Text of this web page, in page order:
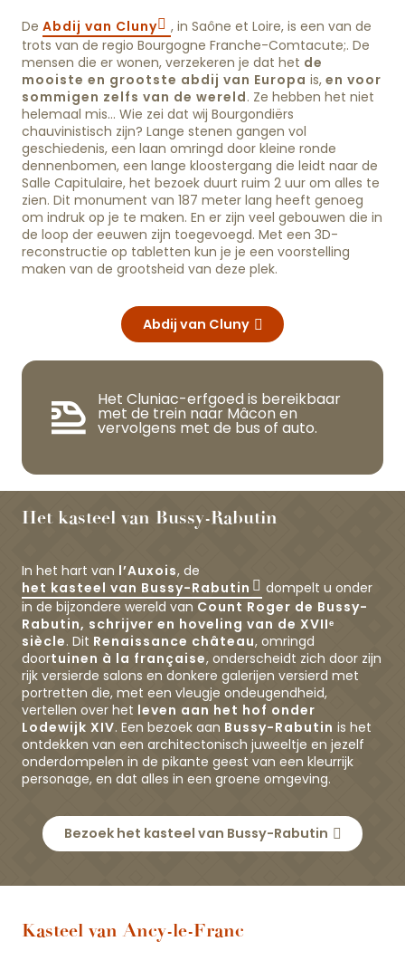
De Abdij van Cluny
, in Saône et Loire, is een van de
trots van de regio Bourgogne Franche-Comtacute;. De
mensen die er wonen, verzekeren je dat het de
mooiste en grootste abdij van Europa is, en voor
sommigen zelfs van de wereld. Ze hebben het niet
helemaal mis… Wie zei dat wij Bourgondiërs
chauvinistisch zijn? Lange stenen gangen vol
geschiedenis, een laan omringd door kleine ronde
dennenbomen, een lange kloostergang die leidt naar de
Salle Capitulaire, het bezoek duurt ruim 2 uur om alles te
zien. Dit monument van 187 meter lang heeft genoeg
om indruk op je te maken. En er zijn veel gebouwen die in
de loop der eeuwen zijn toegevoegd. Met een 3D-
reconstructie op tabletten kun je je een voorstelling
maken van de grootsheid van deze plek.
Abdij van Cluny
Het Cluniac-erfgoed is bereikbaar
met de trein naar Mâcon en
vervolgens met de bus of auto.
Het kasteel van Bussy-Rabutin
In het hart van l’Auxois, de
het kasteel van Bussy-Rabutin
dompelt u onder
in de bijzondere wereld van Count Roger de Bussy-
Rabutin, schrijver en hoveling van de XVIIᵉ
siècle. Dit Renaissance château, omringd
doortuinen à la française, onderscheidt zich door zijn
rijk versierde salons en donkere galerijen versierd met
portretten die, met een vleugje ondeugendheid,
vertellen over het leven aan het hof onder
Lodewijk XIV. Een bezoek aan Bussy-Rabutin is het
ontdekken van een architectonisch juweeltje en jezelf
onderdompelen in de pikante geest van een kleurrijk
personage, en dat alles in een groene omgeving.
Bezoek het kasteel van Bussy-Rabutin
Kasteel van Ancy-le-Franc